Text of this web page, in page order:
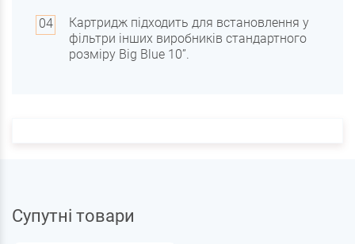
Картридж підходить для встановлення у
фільтри інших виробників стандартного
розміру Big Blue 10”.
Супутні товари